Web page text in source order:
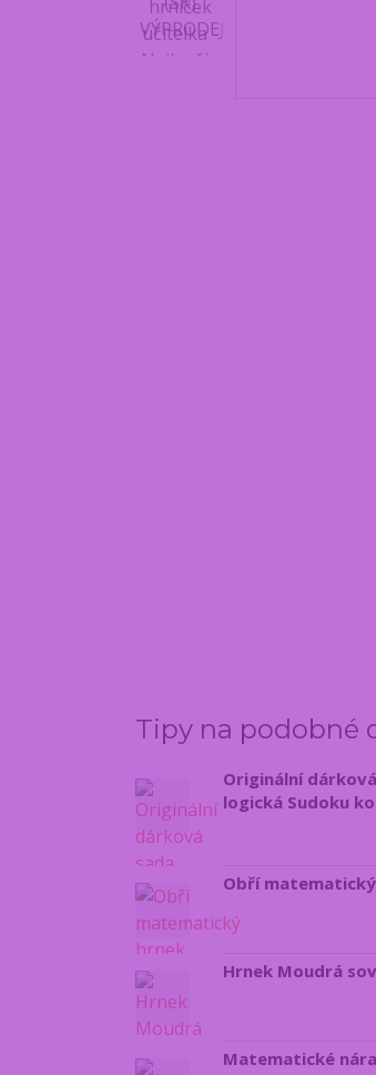
Tipy na podobné
Originální
logická Sudoku
Obří
Hrnek Moudrá
Matematické